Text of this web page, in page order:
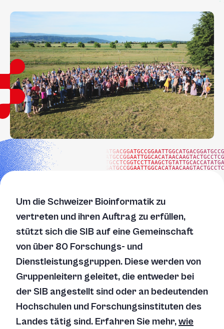
Um die Schweizer Bioinformatik zu
vertreten und ihren Auftrag zu erfüllen,
stützt sich die SIB auf eine Gemeinschaft
von über 80 Forschungs- und
Dienstleistungsgruppen. Diese werden von
Gruppenleitern geleitet, die entweder bei
der SIB angestellt sind oder an bedeutenden
Hochschulen und Forschungsinstituten des
Landes tätig sind. Erfahren Sie mehr,wie